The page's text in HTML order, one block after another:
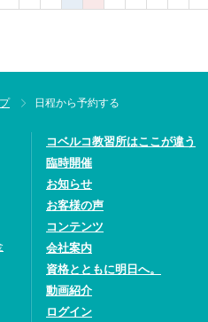
日程から予約する
コベルコ教習所はここが違う
臨時開催
お知らせ
お客様の声
コンテンツ
会社案内
資格とともに明日へ。
動画紹介
ログイン